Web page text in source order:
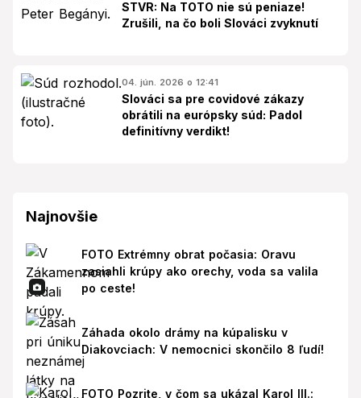
STVR: Na TOTO nie sú peniaze!
Zrušili, na čo boli Slováci zvyknutí
04. jún. 2026 o 12:41
Slováci sa pre covidové zákazy
obrátili na európsky súd: Padol
definitívny verdikt!
Najnovšie
FOTO Extrémny obrat počasia: Oravu
zasiahli krúpy ako orechy, voda sa valila
po ceste!
Záhada okolo drámy na kúpalisku v
Diakovciach: V nemocnici skončilo 8 ľudí!
FOTO Pozrite, v čom sa ukázal Karol III.: